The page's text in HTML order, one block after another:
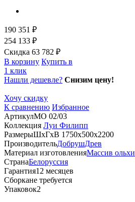
190 351 ₽
254 133 ₽
Скидка 63 782 ₽
В корзину Купить в
1 клик
Нашли дешевле? Снизим цену!
Хочу скидку
К сравнению Избранное
АртикулМО 02/03
Коллекция Луи Филипп
РазмерыШхГхВ 1750х500х2200
ПроизводительДобрушДрев
Материал изготовленияМассив ольхи
СтранаБелоруссия
Гарантия12 месяцев
Сборкане требуется
Упаковок2